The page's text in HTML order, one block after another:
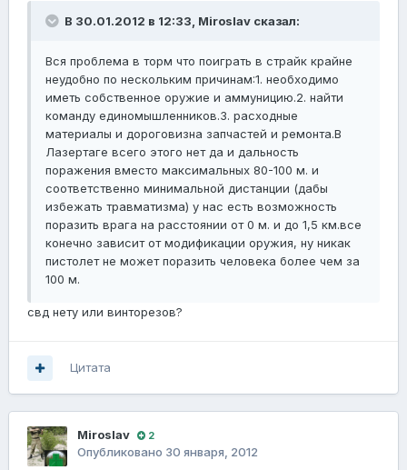
В 30.01.2012 в 12:33, Miroslav сказал:
Вся проблема в торм что поиграть в страйк крайне
неудобно по нескольким причинам:1. необходимо
иметь собственное оружие и аммуницию.2. найти
команду единомышленников.3. расходные
материалы и дороговизна запчастей и ремонта.В
Лазертаге всего этого нет да и дальность
поражения вместо максимальных 80-100 м. и
соответственно минимальной дистанции (дабы
избежать травматизма) у нас есть возможность
поразить врага на расстоянии от 0 м. и до 1,5 км.все
конечно зависит от модификации оружия, ну никак
пистолет не может поразить человека более чем за
100 м.
свд нету или винторезов?
Цитата
Miroslav 2
Опубликовано 30 января, 2012